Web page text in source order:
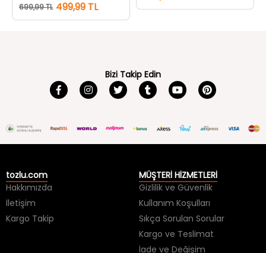
699,99 TL 499,99 TL
Bizi Takip Edin
tozlu.com
Hakkımızda
İletişim
Kargo Takip
MÜŞTERİ HİZMETLERİ
Gizlilik ve Güvenlik
Kullanım Koşulları
Sıkça Sorulan Sorular
Kargo ve Teslimat
İade ve Değişim